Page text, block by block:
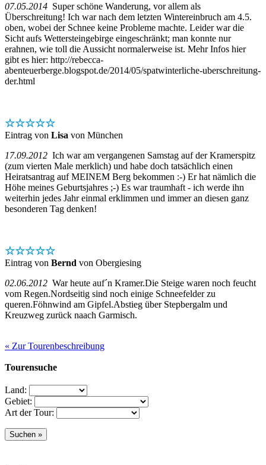
07.05.2014 Super schöne Wanderung, vor allem als
Überschreitung! Ich war nach dem letzten Wintereinbruch am 4.5.
oben, wobei der Schnee keine Probleme machte. Leider war die
Sicht aufs Wettersteingebirge eingeschränkt; man konnte nur
erahnen, wie toll die Aussicht normalerweise ist. Mehr Infos hier
gibt es hier: http://rebecca-
abenteuerberge.blogspot.de/2014/05/spatwinterliche-uberschreitung-
der.html
☆☆☆☆☆
Eintrag von Lisa von München
17.09.2012 Ich war am vergangenen Samstag auf der Kramerspitz
(zum vierten Male merklich) und habe doch tatsächlich einen
Heiratsantrag auf MEINEM Berg bekommen :-) Er hat nämlich die
Höhe meines Geburtsjahres ;-) Es war traumhaft - ich werde ihn
weiterhin jedes Jahr einmal erklimmen und immer an diesen ganz
besonderen Tag denken!
☆☆☆☆☆
Eintrag von Bernd von Obergiesing
02.06.2012 War heute auf´n Kramer.Die Steige waren noch feucht
vom Regen.Nordseitig sind noch einige Schneefelder zu
queren.Föhnwind am Gipfel.Abstieg über Stepbergalm und
Kreuzweg zurück naach Garmisch.
« Zur Tourenbeschreibung
Tourensuche
Land:
Gebiet:
Art der Tour: